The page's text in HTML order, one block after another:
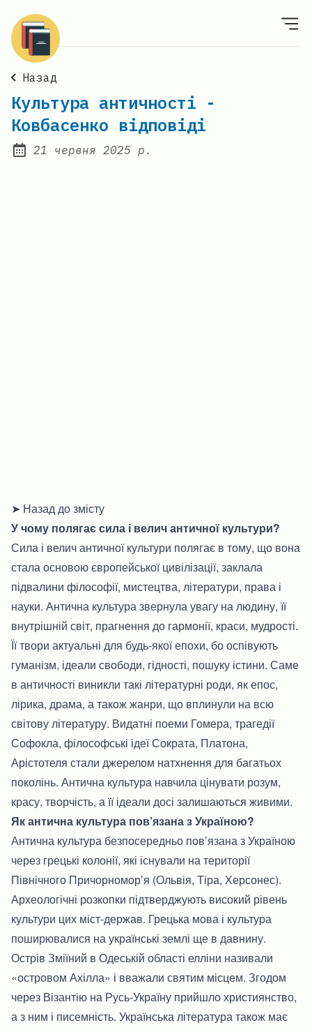
Назад
Культура античності -
Ковбасенко відповіді
Posted on:
21 червня 2025 р.
➤ Назад до змісту
У чому полягає сила і велич античної культури?
Сила і велич античної культури полягає в тому, що вона
стала основою європейської цивілізації, заклала
підвалини філософії, мистецтва, літератури, права і
науки. Антична культура звернула увагу на людину, її
внутрішній світ, прагнення до гармонії, краси, мудрості.
Її твори актуальні для будь-якої епохи, бо оспівують
гуманізм, ідеали свободи, гідності, пошуку істини. Саме
в античності виникли такі літературні роди, як епос,
лірика, драма, а також жанри, що вплинули на всю
світову літературу. Видатні поеми Гомера, трагедії
Софокла, філософські ідеї Сократа, Платона,
Арістотеля стали джерелом натхнення для багатьох
поколінь. Антична культура навчила цінувати розум,
красу, творчість, а її ідеали досі залишаються живими.
Як антична культура пов’язана з Україною?
Антична культура безпосередньо пов’язана з Україною
через грецькі колонії, які існували на території
Північного Причорномор’я (Ольвія, Тіра, Херсонес).
Археологічні розкопки підтверджують високий рівень
культури цих міст-держав. Грецька мова і культура
поширювалися на українські землі ще в давнину.
Острів Зміїний в Одеській області елліни називали
«островом Ахілла» і вважали святим місцем. Згодом
через Візантію на Русь-Україну прийшло християнство,
а з ним і писемність. Українська література також має